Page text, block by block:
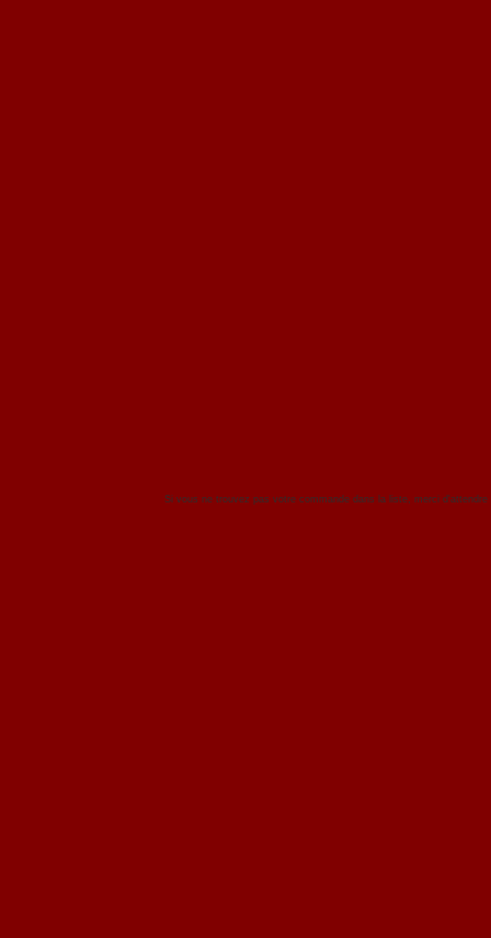
Si vous ne trouvez pas votre commande dans la liste, merci